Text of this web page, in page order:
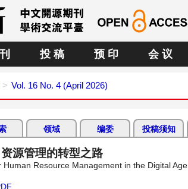
投 稿 预 印 会 议
Vol. 16 No. 4 (April 2026)
领域 编委 投稿须知
源管理的转型之路
Resource Management in the Digital Age
,